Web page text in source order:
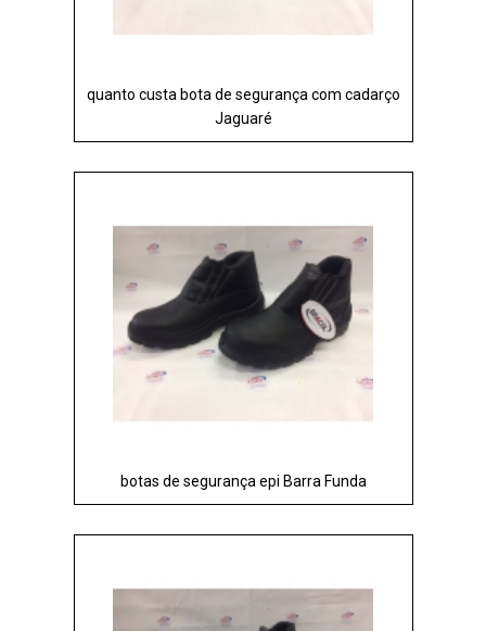
quanto custa bota de segurança com cadarço
Jaguaré
botas de segurança epi Barra Funda